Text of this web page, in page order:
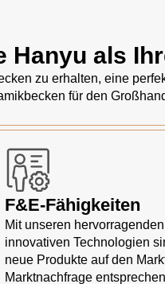
Hanyu als
zu erhalten, eine
für den
F&E-Fähigkeiten
Mit unseren
innovativen Technologien
neue Produkte auf den
Marktnachfrage